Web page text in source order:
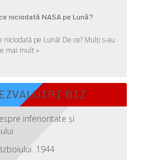
niciodată NASA pe Lună?
niciodată pe Lună! De ce? Mulţi s-au
mai mult »
BIZ
inferioritate şi
1944